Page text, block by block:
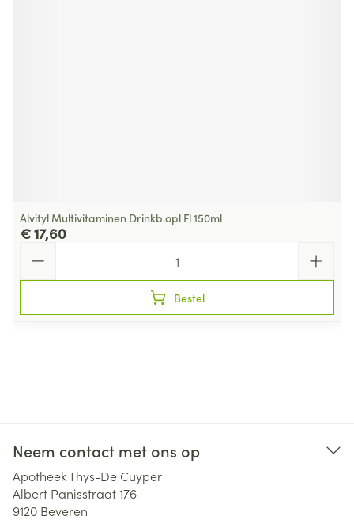
Alvityl Multivitaminen Drinkb.opl Fl 150ml
€ 17,60
Bestel
Neem contact met ons op
Apotheek Thys-De Cuyper
Albert Panisstraat 176
9120 Beveren